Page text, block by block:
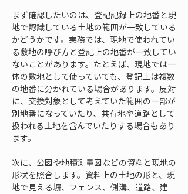
まず確認したいのは、登記記録上の地番と現
地で認識している土地の範囲が一致している
かどうかです。実務では、現地で使われてい
る敷地の呼び方と登記上の地番が一致してい
ないことがあります。たとえば、現地では一
体の敷地として使っていても、登記上は複数
の地番に分かれている場合があります。反対
に、交換対象として考えていた範囲の一部が
別地番になっていたり、共有地や道路として
扱われる土地を含んでいたりする場合もあり
ます。
次に、公図や地積測量図などの資料と現地の
形状を照合します。資料上の土地の形と、現
地で見える塀、フェンス、側溝、道路、建